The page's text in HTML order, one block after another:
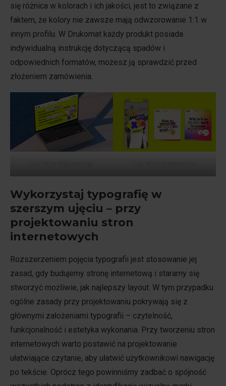
się różnica w kolorach i ich jakości, jest to związane z
faktem, że kolory nie zawsze mają odwzorowanie 1:1 w
innym profilu. W Drukomat każdy produkt posiada
indywidualną instrukcję dotyczącą spadów i
odpowiednich formatów, możesz ją sprawdzić przed
złożeniem zamówienia.
Fot. Okta Rebranding Fot. Okta Rebranding
Wykorzystaj typografię w
szerszym ujęciu – przy
projektowaniu stron
internetowych
Rozszerzeniem pojęcia typografii jest stosowanie jej
zasad, gdy budujemy stronę internetową i staramy się
stworzyć możliwie, jak najlepszy layout. W tym przypadku
ogólne zasady przy projektowaniu pokrywają się z
głównymi założeniami typografii – czytelność,
funkcjonalność i estetyka wykonania. Przy tworzeniu stron
internetowych warto postawić na projektowanie
ułatwiające czytanie, aby ułatwić użytkownikowi nawigację
po tekście. Oprócz tego powinniśmy zadbać o spójność